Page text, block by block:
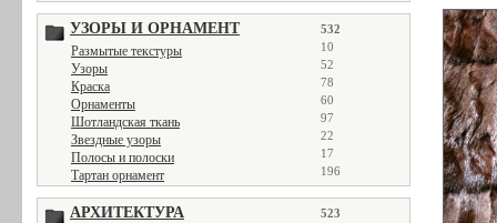
УЗОРЫ И ОРНАМЕНТ 532
Размытые текстуры 10
Узоры 52
Краска 78
Орнаменты 60
Шотландская ткань 97
Звездные узоры 22
Полосы и полоски 17
Тартан орнамент 196
АРХИТЕКТУРА 523